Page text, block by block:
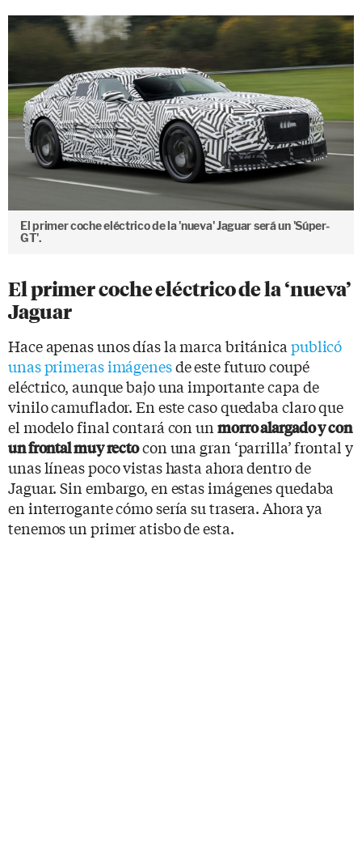
El primer coche eléctrico de la 'nueva' Jaguar será un 'Súper-
GT'.
El primer coche eléctrico de la ‘nueva’
Jaguar
Hace apenas unos días la marca británica publicó
unas primeras imágenesde este futuro coupé
eléctrico, aunque bajo una importante capa de
vinilo camuflador. En este caso quedaba claro que
el modelo final contará con un morro alargado y con
un frontal muy rectocon una gran ‘parrilla’ frontal y
unas líneas poco vistas hasta ahora dentro de
Jaguar. Sin embargo, en estas imágenes quedaba
en interrogante cómo sería su trasera. Ahora ya
tenemos un primer atisbo de esta.